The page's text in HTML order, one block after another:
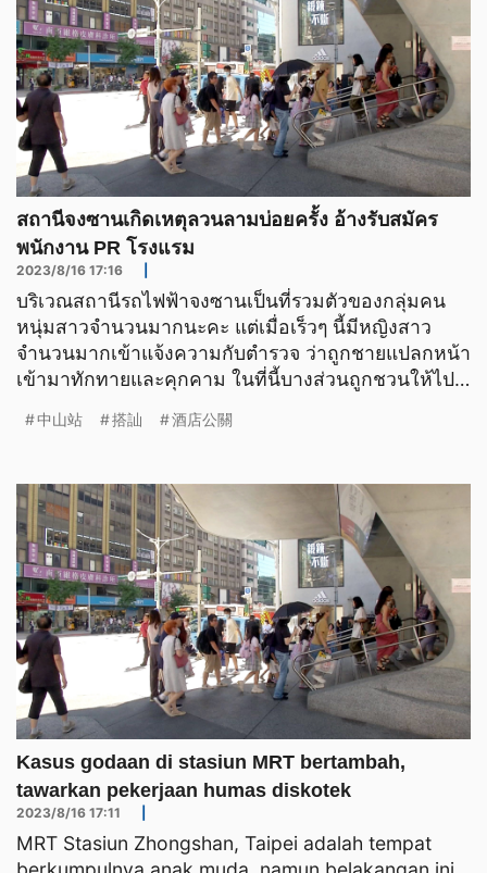
สถานีจงซานเกิดเหตุลวนลามบ่อยครั้ง อ้างรับสมัคร
พนักงาน PR โรงแรม
2023/8/16 17:16
บริเวณสถานีรถไฟฟ้าจงซานเป็นที่รวมตัวของกลุ่มคน
หนุ่มสาวจำนวนมากนะคะ แต่เมื่อเร็วๆ นี้มีหญิงสาว
จำนวนมากเข้าแจ้งความกับตำรวจ ว่าถูกชายแปลกหน้า
เข้ามาทักทายและคุกคาม ในที่นี้บางส่วนถูกชวนให้ไป
中山站 搭訕 酒店公關
Kasus godaan di stasiun MRT bertambah,
tawarkan pekerjaan humas diskotek
2023/8/16 17:11
MRT Stasiun Zhongshan, Taipei adalah tempat